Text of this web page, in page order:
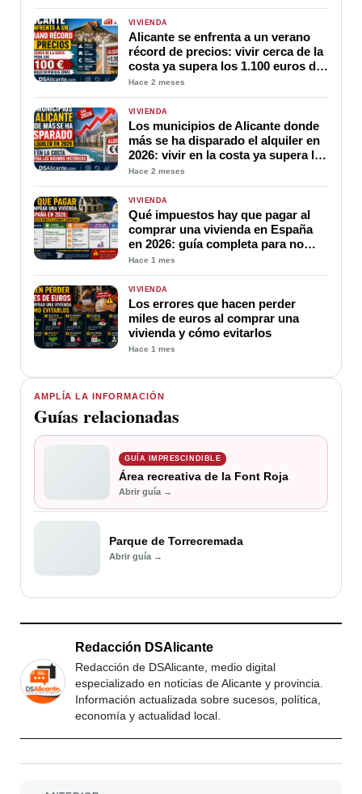
AMPLÍA LA INFORMACIÓN
Guías relacionadas
GUÍA IMPRESCINDIBLE
Área recreativa de la Font Roja
Abrir guía →
Parque de Torrecremada
Abrir guía →
VIVIENDA
Alicante se enfrenta a un verano
récord de precios: vivir cerca de la
costa ya supera los 1.100 euros de
alquiler en muchas zonas
Hace 2 meses
VIVIENDA
Los municipios de Alicante donde
más se ha disparado el alquiler en
2026: vivir en la costa ya supera los
máximos históricos
Hace 2 meses
VIVIENDA
Qué impuestos hay que pagar al
comprar una vivienda en España
en 2026: guía completa para no
llevarte sorpresas
Hace 1 mes
VIVIENDA
Los errores que hacen perder
miles de euros al comprar una
vivienda y cómo evitarlos
Hace 1 mes
Redacción DSAlicante
Redacción de DSAlicante, medio digital
especializado en noticias de Alicante y provincia.
Información actualizada sobre sucesos, política,
economía y actualidad local.